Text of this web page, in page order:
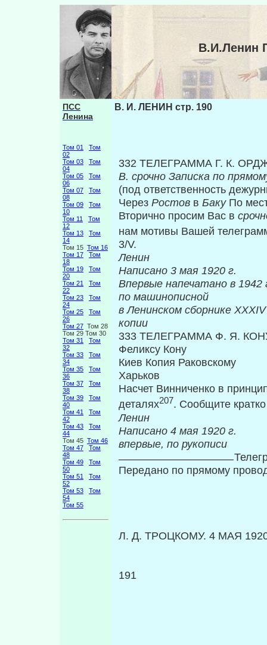
В.И.Ленин
ПСС
Ленина
Том 01
Том
02
Том 03
Том
04
Том 05
Том
06
Том 07
Том
08
Том 09
Том
10
Том 11
Том
12
Том 13
Том
14
Том 15 Том 16
Том 17
Том
18
Том 19
Том
20
Том 21
Том
22
Том 23
Том
24
Том 25
Том
26
Том 27 Том 28
Том 29 Том 30
Том 31
Том
32
Том 33
Том
34
Том 35
Том
36
Том 37
Том
38
Том 39
Том
40
Том 41
Том
42
Том 43
Том
44
Том 45 Том 46
Том 47
Том
48
Том 49
Том
50
Том 51
Том
52
Том 53
Том
54
Том 55
В. И. ЛЕНИН стр. 190
332 ТЕЛЕГРАММА Г. К.
В. срочно Записка по
(под ответственность
Через Ростов в Баку По
Вторично просим Вас в
нам мотивы Вашей
Ленин
Написано 3 мая 1920 г.
Впервые
по машинописной
в Ленинском сборнике
копии
333 ТЕЛЕГРАММА Ф. Я.
Феликсу Кону
Киев Копия Раковскому
Харьков
Насчет Винниченко в
деталях207. Со­общите
Ленин
Написано 4
впервые, по рукописи
Передано по прямому
Л. Д. ТРОЦКОМУ. 4 МАЯ 1920
191